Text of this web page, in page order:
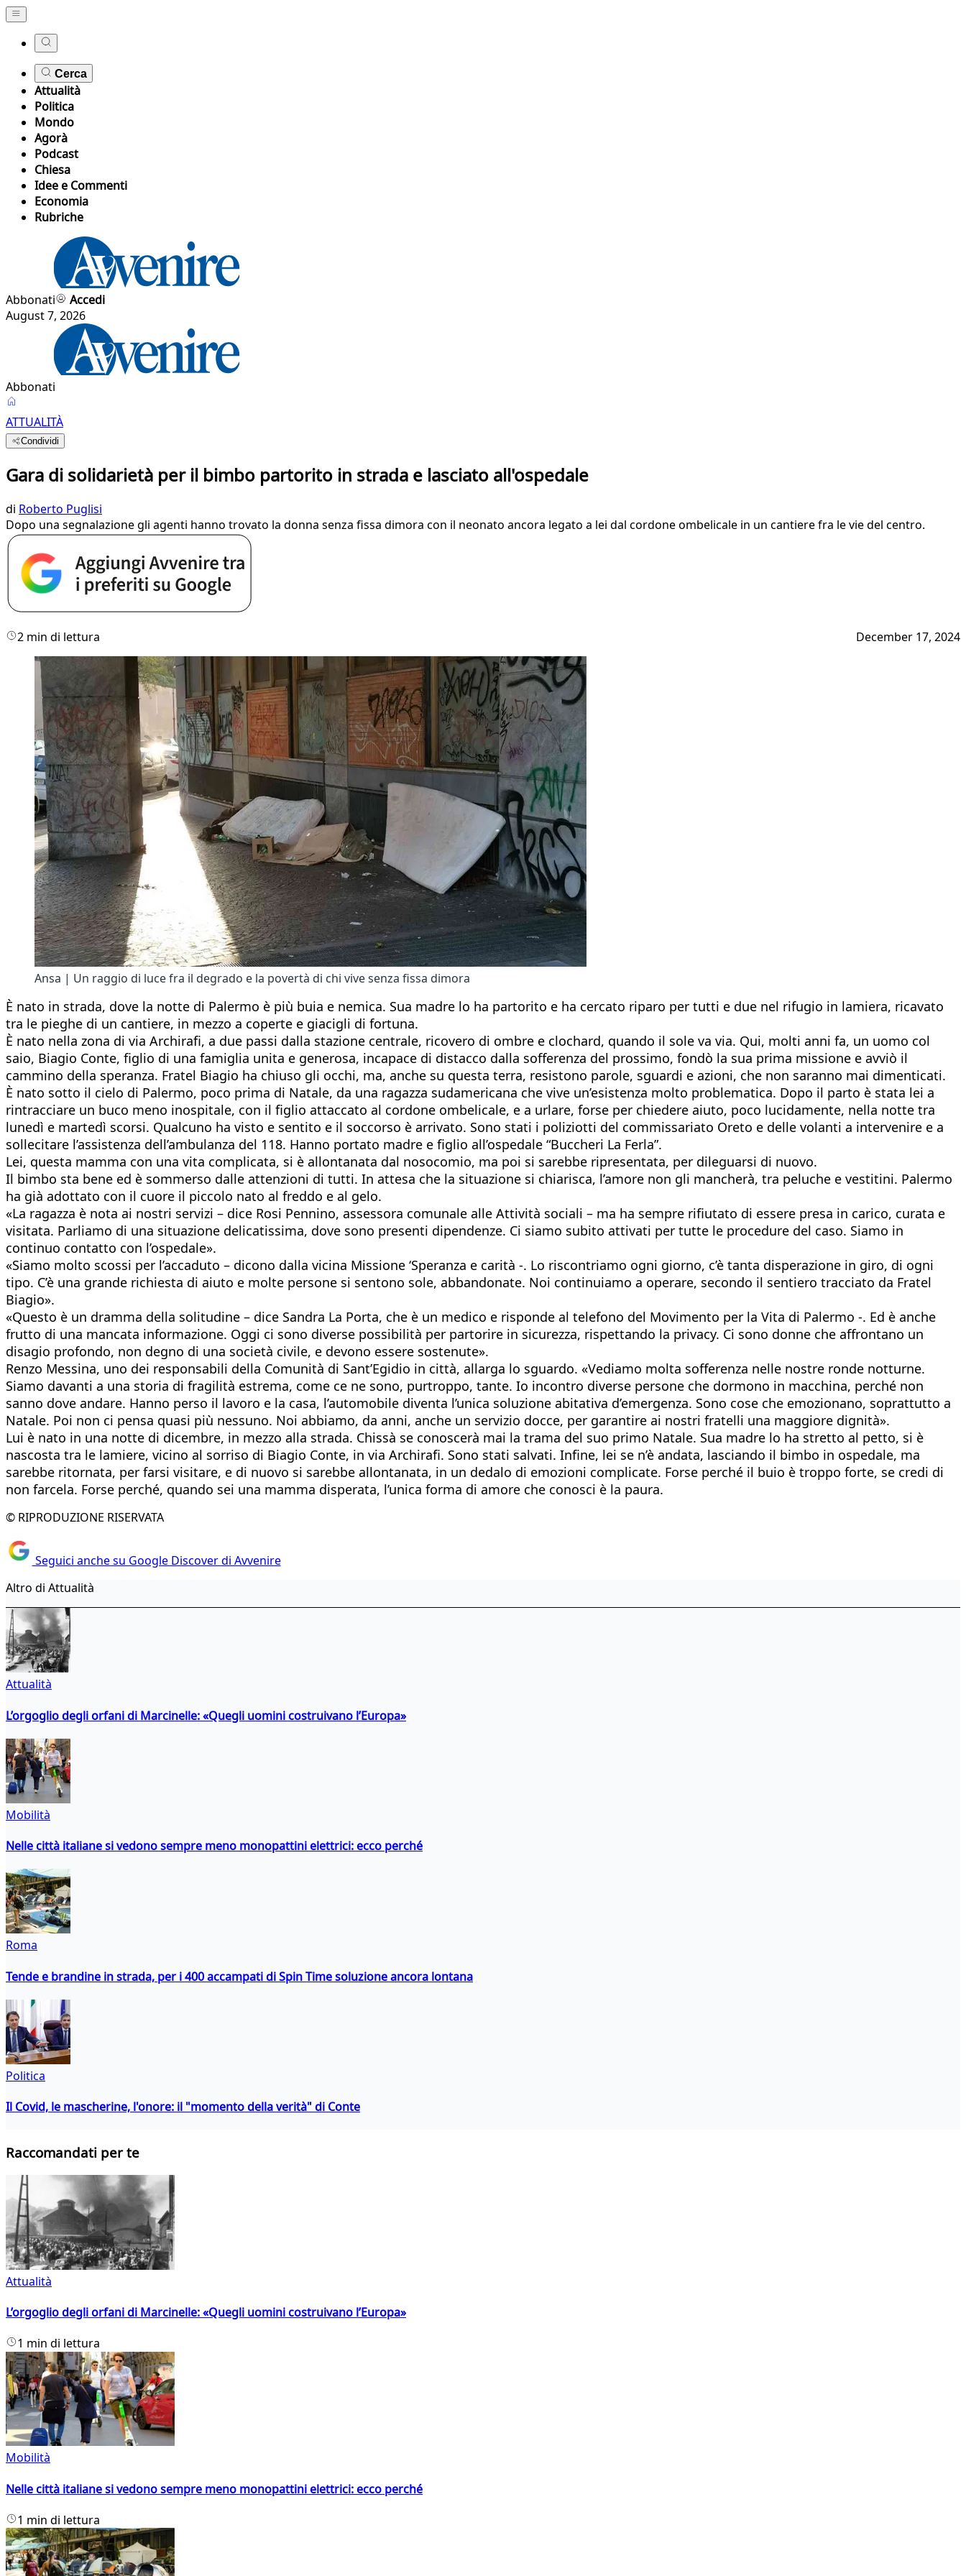
Cerca
Attualità
Politica
Mondo
Agorà
Podcast
Chiesa
Idee e Commenti
Economia
Rubriche
Abbonati
Accedi
August 7, 2026
Abbonati
ATTUALITÀ
Condividi
Gara di solidarietà per il bimbo partorito in strada e lasciato all'ospedale
di Roberto Puglisi
Dopo una segnalazione gli agenti hanno trovato la donna senza fissa dimora con il neonato ancora legato a lei dal cordone ombelicale in un cantiere fra le vie del centro.
2 min di lettura December 17, 2024
Ansa | Un raggio di luce fra il degrado e la povertà di chi vive senza fissa dimora
È nato in strada, dove la notte di Palermo è più buia e nemica. Sua madre lo ha partorito e ha cercato riparo per tutti e due nel rifugio in lamiera, ricavato
tra le pieghe di un cantiere, in mezzo a coperte e giacigli di fortuna.
È nato nella zona di via Archirafi, a due passi dalla stazione centrale, ricovero di ombre e clochard, quando il sole va via. Qui, molti anni fa, un uomo col
saio, Biagio Conte, figlio di una famiglia unita e generosa, incapace di distacco dalla sofferenza del prossimo, fondò la sua prima missione e avviò il
cammino della speranza. Fratel Biagio ha chiuso gli occhi, ma, anche su questa terra, resistono parole, sguardi e azioni, che non saranno mai dimenticati.
È nato sotto il cielo di Palermo, poco prima di Natale, da una ragazza sudamericana che vive un’esistenza molto problematica. Dopo il parto è stata lei a
rintracciare un buco meno inospitale, con il figlio attaccato al cordone ombelicale, e a urlare, forse per chiedere aiuto, poco lucidamente, nella notte tra
lunedì e martedì scorsi. Qualcuno ha visto e sentito e il soccorso è arrivato. Sono stati i poliziotti del commissariato Oreto e delle volanti a intervenire e a
sollecitare l’assistenza dell’ambulanza del 118. Hanno portato madre e figlio all’ospedale “Buccheri La Ferla”.
Lei, questa mamma con una vita complicata, si è allontanata dal nosocomio, ma poi si sarebbe ripresentata, per dileguarsi di nuovo.
Il bimbo sta bene ed è sommerso dalle attenzioni di tutti. In attesa che la situazione si chiarisca, l’amore non gli mancherà, tra peluche e vestitini. Palermo
ha già adottato con il cuore il piccolo nato al freddo e al gelo.
«La ragazza è nota ai nostri servizi – dice Rosi Pennino, assessora comunale alle Attività sociali – ma ha sempre rifiutato di essere presa in carico, curata e
visitata. Parliamo di una situazione delicatissima, dove sono presenti dipendenze. Ci siamo subito attivati per tutte le procedure del caso. Siamo in
continuo contatto con l’ospedale».
«Siamo molto scossi per l’accaduto – dicono dalla vicina Missione ‘Speranza e carità -. Lo riscontriamo ogni giorno, c’è tanta disperazione in giro, di ogni
tipo. C’è una grande richiesta di aiuto e molte persone si sentono sole, abbandonate. Noi continuiamo a operare, secondo il sentiero tracciato da Fratel
Biagio».
«Questo è un dramma della solitudine – dice Sandra La Porta, che è un medico e risponde al telefono del Movimento per la Vita di Palermo -. Ed è anche
frutto di una mancata informazione. Oggi ci sono diverse possibilità per partorire in sicurezza, rispettando la privacy. Ci sono donne che affrontano un
disagio profondo, non degno di una società civile, e devono essere sostenute».
Renzo Messina, uno dei responsabili della Comunità di Sant’Egidio in città, allarga lo sguardo. «Vediamo molta sofferenza nelle nostre ronde notturne.
Siamo davanti a una storia di fragilità estrema, come ce ne sono, purtroppo, tante. Io incontro diverse persone che dormono in macchina, perché non
sanno dove andare. Hanno perso il lavoro e la casa, l’automobile diventa l’unica soluzione abitativa d’emergenza. Sono cose che emozionano, soprattutto a
Natale. Poi non ci pensa quasi più nessuno. Noi abbiamo, da anni, anche un servizio docce, per garantire ai nostri fratelli una maggiore dignità».
Lui è nato in una notte di dicembre, in mezzo alla strada. Chissà se conoscerà mai la trama del suo primo Natale. Sua madre lo ha stretto al petto, si è
nascosta tra le lamiere, vicino al sorriso di Biagio Conte, in via Archirafi. Sono stati salvati. Infine, lei se n’è andata, lasciando il bimbo in ospedale, ma
sarebbe ritornata, per farsi visitare, e di nuovo si sarebbe allontanata, in un dedalo di emozioni complicate. Forse perché il buio è troppo forte, se credi di
non farcela. Forse perché, quando sei una mamma disperata, l’unica forma di amore che conosci è la paura.
© RIPRODUZIONE RISERVATA
Seguici anche su Google Discover di Avvenire
Altro di Attualità
Attualità
L’orgoglio degli orfani di Marcinelle: «Quegli uomini costruivano l’Europa»
Mobilità
Nelle città italiane si vedono sempre meno monopattini elettrici: ecco perché
Roma
Tende e brandine in strada, per i 400 accampati di Spin Time soluzione ancora lontana
Politica
Il Covid, le mascherine, l'onore: il "momento della verità" di Conte
Raccomandati per te
Attualità
L’orgoglio degli orfani di Marcinelle: «Quegli uomini costruivano l’Europa»
1 min di lettura
Mobilità
Nelle città italiane si vedono sempre meno monopattini elettrici: ecco perché
1 min di lettura